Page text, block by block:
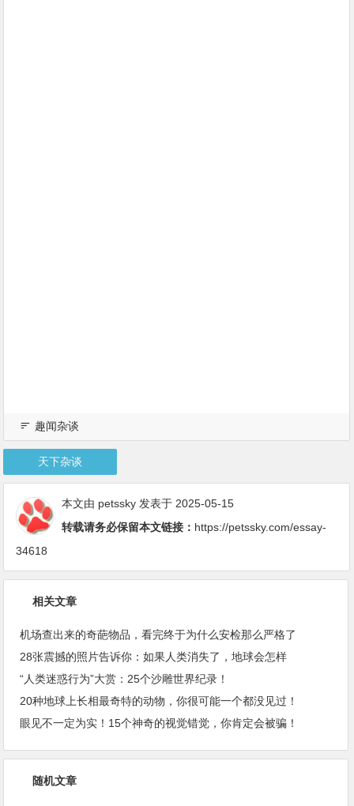
趣闻杂谈
天下杂谈
本文由 petssky 发表于 2025-05-15
转载请务必保留本文链接： https://petssky.com/essay-
34618
相关文章
机场查出来的奇葩物品，看完终于为什么安检那么严格了
28张震撼的照片告诉你：如果人类消失了，地球会怎样
“人类迷惑行为”大赏：25个沙雕世界纪录！
20种地球上长相最奇特的动物，你很可能一个都没见过！
眼见不一定为实！15个神奇的视觉错觉，你肯定会被骗！
随机文章